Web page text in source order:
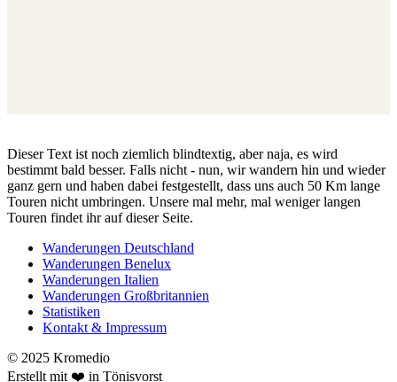
Dieser Text ist noch ziemlich blindtextig, aber naja, es wird
bestimmt bald besser. Falls nicht - nun, wir wandern hin und wieder
ganz gern und haben dabei festgestellt, dass uns auch 50 Km lange
Touren nicht umbringen. Unsere mal mehr, mal weniger langen
Touren findet ihr auf dieser Seite.
Wanderungen Deutschland
Wanderungen Benelux
Wanderungen Italien
Wanderungen Großbritannien
Statistiken
Kontakt & Impressum
© 2025 Kromedio
Erstellt mit ❤️ in Tönisvorst